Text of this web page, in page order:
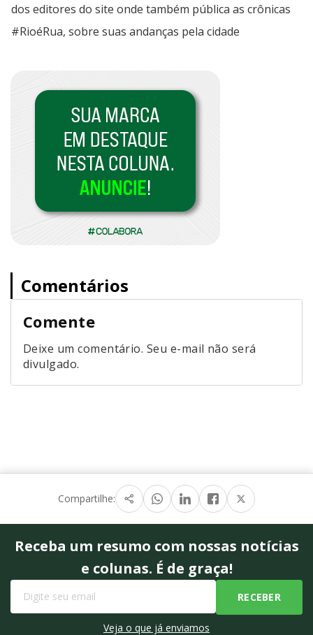
dos editores do site onde também pública as crônicas
#RioéRua, sobre suas andanças pela cidade
Comentários
Comente
Deixe um comentário. Seu e-mail não será
divulgado.
Compartilhe:
Receba um resumo com nossas notícias
e colunas. É de graça!
Veja o que já enviamos